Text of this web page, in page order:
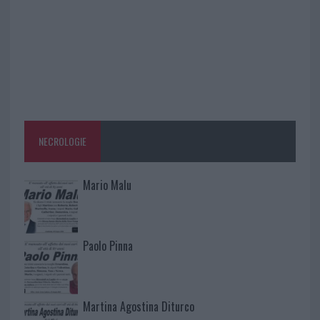
NECROLOGIE
Mario Malu
Paolo Pinna
Martina Agostina Diturco